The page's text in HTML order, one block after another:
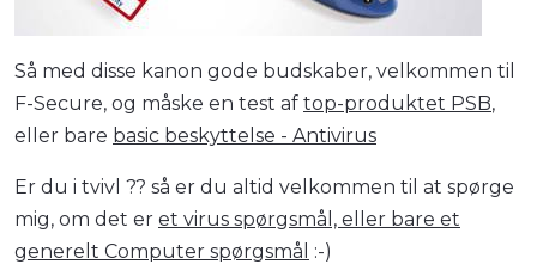
Så med disse kanon gode budskaber, velkommen til
F-Secure, og måske en test af top-produktet PSB,
eller bare basic beskyttelse - Antivirus
Er du i tvivl ?? så er du altid velkommen til at spørge
mig, om det er et virus spørgsmål, eller bare et
generelt Computer spørgsmål :-)